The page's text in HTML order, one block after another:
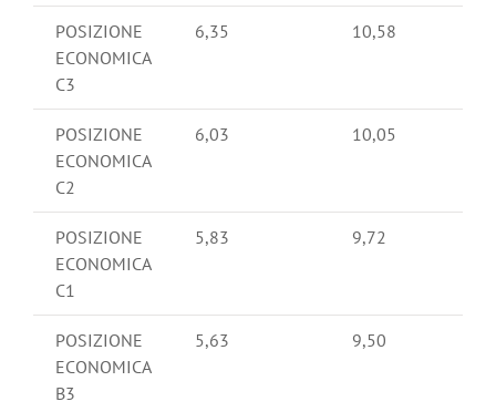
POSIZIONE
ECONOMICA
C3
6,35 10,58
POSIZIONE
ECONOMICA
C2
6,03 10,05
POSIZIONE
ECONOMICA
C1
5,83 9,72
POSIZIONE
ECONOMICA
B3
5,63 9,50